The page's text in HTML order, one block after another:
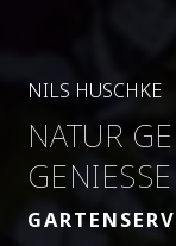
NILS HUSCHKE
NATUR